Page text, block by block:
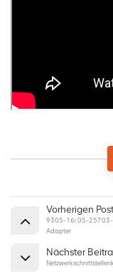
Vorherigen Post
9305-16i 05-25703-
Adapter
Nächster